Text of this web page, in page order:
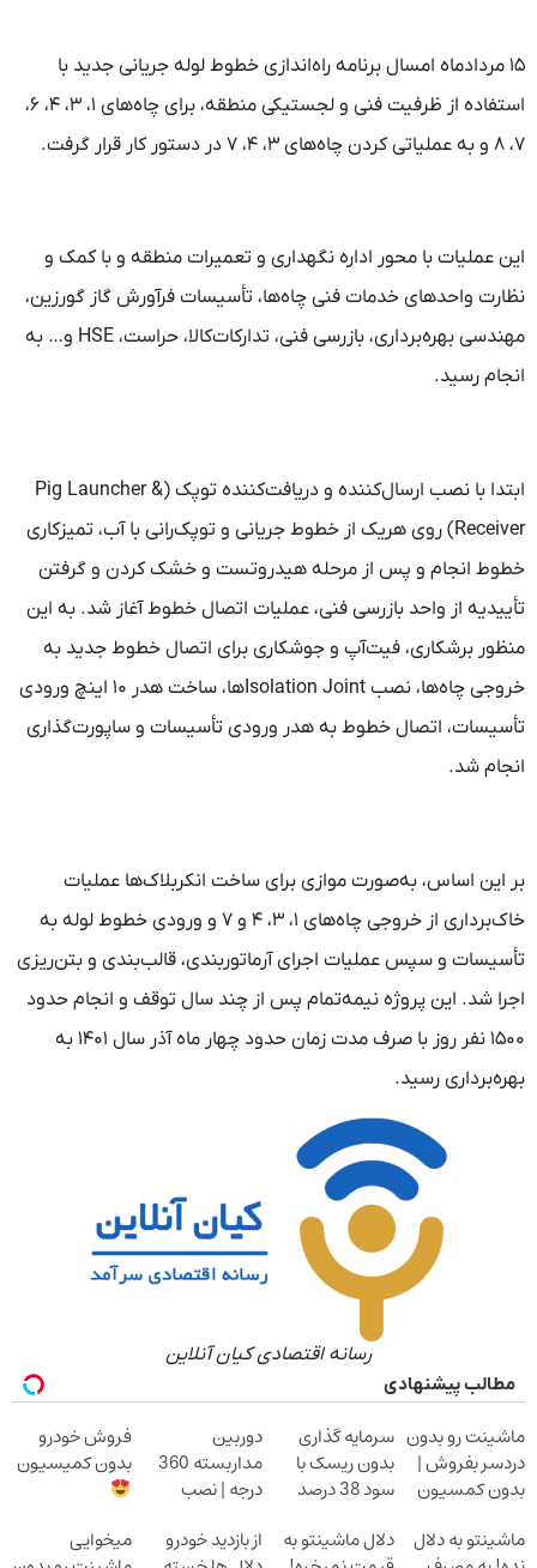
۱۵ مردادماه امسال برنامه راه‌اندازی خطوط لوله جریانی جدید با
استفاده از ظرفیت فنی و لجستیکی منطقه، برای چاه‌های ۱، ۳، ۴، ۶،
۷، ۸ و به عملیاتی کردن چاه‌های ۳، ۴، ۷ در دستور کار قرار گرفت.
این عملیات با محور اداره نگهداری و تعمیرات منطقه و با کمک و
نظارت واحدهای خدمات فنی چاه‌ها، تأسیسات فرآورش گاز گورزین،
مهندسی بهره‌برداری، بازرسی فنی، تدارکات‌کالا، حراست، HSE و… به
انجام رسید.
ابتدا با نصب ارسال‌کننده و دریافت‌کننده توپک (Pig Launcher &
Receiver) روی هریک از خطوط جریانی و توپک‌رانی با آب، تمیزکاری
خطوط انجام و پس از مرحله هیدروتست و خشک کردن و گرفتن
تأییدیه از واحد بازرسی فنی، عملیات اتصال خطوط آغاز شد. به این
منظور برشکاری، فیت‌آپ و جوشکاری برای اتصال خطوط جدید به
خروجی چاه‌ها، نصب Isolation Jointها، ساخت هدر ۱۰ اینچ ورودی
تأسیسات، اتصال خطوط به هدر ورودی تأسیسات و ساپورت‌گذاری
انجام شد.
بر این اساس، به‌صورت موازی برای ساخت انکربلاک‌ها عملیات
خاک‌برداری از خروجی چاه‌های ۱، ۳، ۴ و ۷ و ورودی خطوط لوله به
تأسیسات و سپس عملیات اجرای آرماتوربندی، قالب‌بندی و بتن‌ریزی
اجرا شد. این پروژه نیمه‌تمام پس از چند سال توقف و انجام حدود
۱۵۰۰ نفر روز با صرف مدت زمان حدود چهار ماه آذر سال ۱۴۰۱ به
بهره‌برداری رسید.
رسانه اقتصادی کیان آنلاین
مطالب پیشنهادی
ماشینت رو بدون
دردسر بفروش |
بدون کمسیون
سرمایه گذاری
بدون ریسک با
سود 38 درصد
دوربین
مداربسته 360
درجه | نصب
فروش خودرو
بدون کمیسیون
ماشینتو به دلال
دلال ماشینتو به
از بازدید خودرو
میخوایی